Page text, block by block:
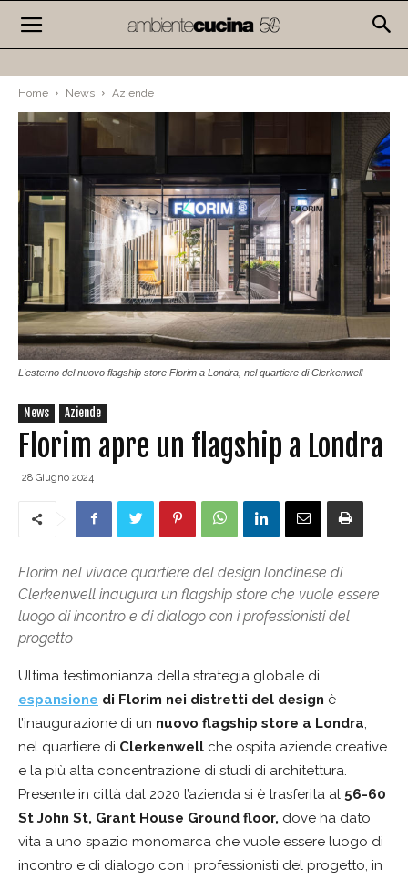
Home News Aziende
L'esterno del nuovo flagship store Florim a Londra, nel quartiere di Clerkenwell
News Aziende
Florim apre un flagship a Londra
28 Giugno 2024
Florim nel vivace quartiere del design londinese di
Clerkenwell inaugura un flagship store che vuole essere
luogo di incontro e di dialogo con i professionisti del
progetto
Ultima testimonianza della strategia globale di
espansione di Florim nei distretti del design è
l’inaugurazione di un nuovo flagship store a Londra,
nel quartiere di Clerkenwell che ospita aziende creative
e la più alta concentrazione di studi di architettura.
Presente in città dal 2020 l’azienda si è trasferita al 56-60
St John St, Grant House Ground floor, dove ha dato
vita a uno spazio monomarca che vuole essere luogo di
incontro e di dialogo con i professionisti del progetto, in